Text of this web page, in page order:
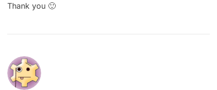
Thank you 🙂